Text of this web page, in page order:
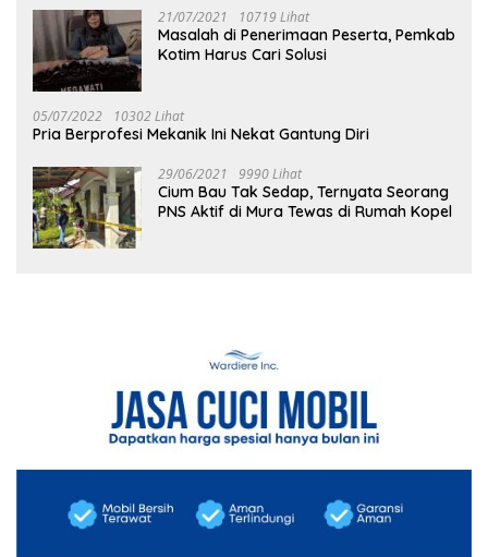
21/07/2021 10719 Lihat
Masalah di Penerimaan Peserta, Pemkab
Kotim Harus Cari Solusi
05/07/2022 10302 Lihat
Pria Berprofesi Mekanik Ini Nekat Gantung Diri
29/06/2021 9990 Lihat
Cium Bau Tak Sedap, Ternyata Seorang
PNS Aktif di Mura Tewas di Rumah Kopel